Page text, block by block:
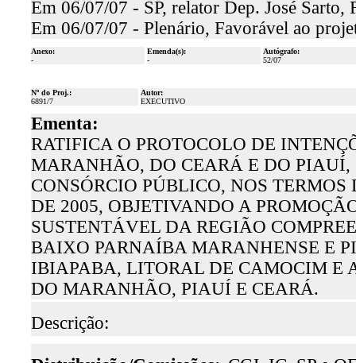
Em 06/07/07 - SP, relator Dep. José
Em 06/07/07 - Plenário, Favorável ao
Anexo:
-
Emenda(s):
-
Autógrafo:
52/07
Nº do Proj.:
6891/7
Autor:
EXECUTIVO
Ementa:
RATIFICA O PROTOCOLO DE
MARANHÃO, DO CEARÁ E DO
CONSÓRCIO PÚBLICO, NOS
DE 2005, OBJETIVANDO A
SUSTENTÁVEL DA REGIÃO
BAIXO PARNAÍBA MARANHENSE E
IBIAPABA, LITORAL DE CAMOCIM E
DO MARANHÃO, PIAUÍ E CEARÁ.
Descrição: